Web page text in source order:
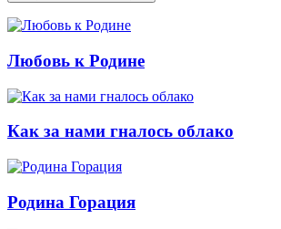
Любовь к Родине
Как за нами гналось облако
Родина Горация